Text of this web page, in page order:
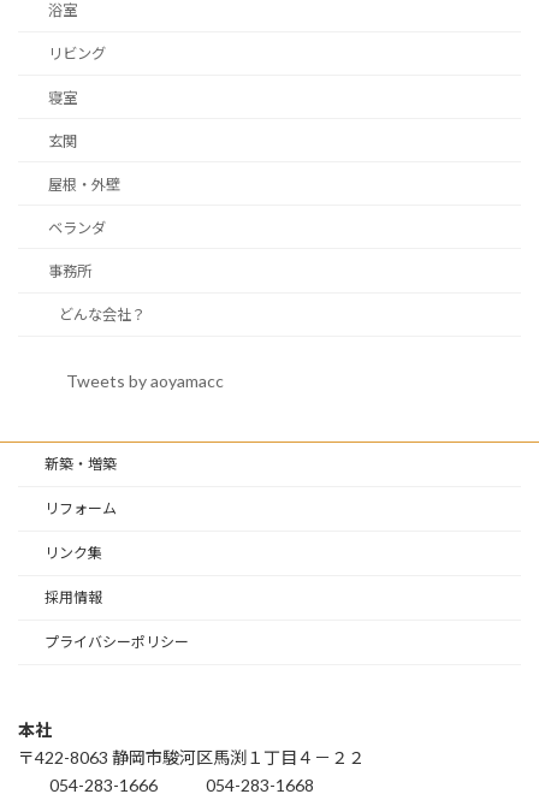
浴室
リビング
寝室
玄関
屋根・外壁
ベランダ
事務所
どんな会社？
Tweets by aoyamacc
新築・増築
リフォーム
リンク集
採用情報
プライバシーポリシー
本社
〒422-8063 静岡市駿河区馬渕１丁目４－２２
054-283-1666
054-283-1668